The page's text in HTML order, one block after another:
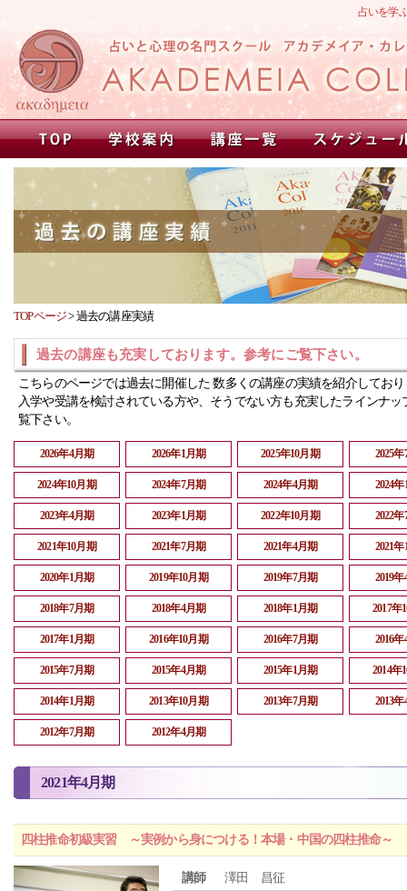
占いを学
TOPページ>過去の講座実績
過去の講座も充実しております。参考にご覧下さい。
こちらのページでは過去に開催した 数多くの講座の実績を紹介してお
入学や受講を検討されている方や、そうでない方も充実したラインナッ
覧下さい。
2026年4月期 2026年1月期 2025年10月期 2025
2024年10月期 2024年7月期 2024年4月期 2024
2023年4月期 2023年1月期 2022年10月期 2022
2021年10月期 2021年7月期 2021年4月期 2021
2020年1月期 2019年10月期 2019年7月期 2019
2018年7月期 2018年4月期 2018年1月期 2017年
2017年1月期 2016年10月期 2016年7月期 2016
2015年7月期 2015年4月期 2015年1月期 2014年
2014年1月期 2013年10月期 2013年7月期 2013
2012年7月期 2012年4月期
2021年4月期
四柱推命初級実習 ～実例から身につける！本場・中国の四柱推命～
講師 澤田 昌征